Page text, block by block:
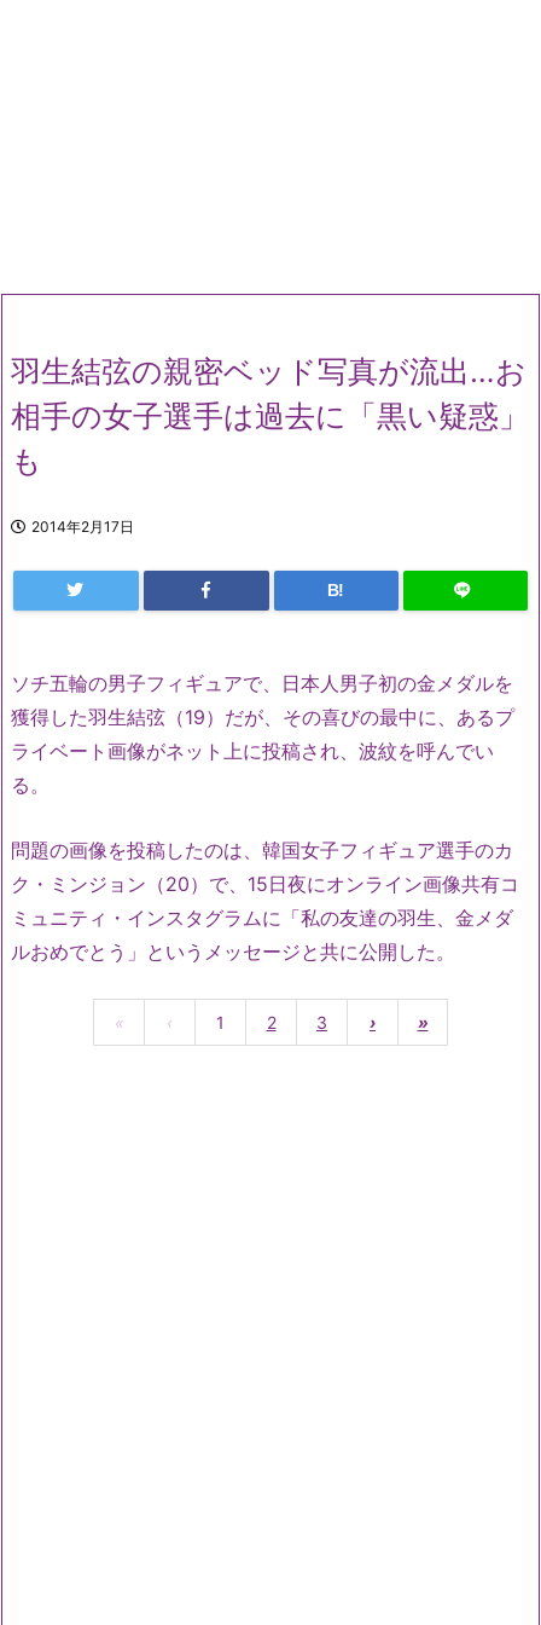
羽生結弦の親密ベッド写真が流出…お
相手の女子選手は過去に「黒い疑惑」
も
2014年2月17日
B!
ソチ五輪の男子フィギュアで、日本人男子初の金メダルを
獲得した羽生結弦（19）だが、その喜びの最中に、あるプ
ライベート画像がネット上に投稿され、波紋を呼んでい
る。
問題の画像を投稿したのは、韓国女子フィギュア選手のカ
ク・ミンジョン（20）で、15日夜にオンライン画像共有コ
ミュニティ・インスタグラムに「私の友達の羽生、金メダ
ルおめでとう」というメッセージと共に公開した。
« ‹ 1 2 3 › »